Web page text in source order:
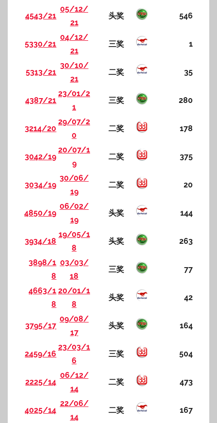
4543/21
05/12/
21
头奖 546
5330/21
04/12/
21
三奖 1
5313/21
30/10/
21
二奖 35
4387/21
23/01/2
1
三奖 280
3214/20
29/07/2
0
二奖 178
3042/19
20/07/1
9
二奖 375
3034/19
30/06/
19
二奖 20
4850/19
06/02/
19
头奖 144
3934/18
19/05/1
8
头奖 263
3898/1
8
03/03/
18
三奖 77
4663/1
8
20/01/1
8
头奖 42
3795/17
09/08/
17
头奖 164
2459/16
23/03/1
6
三奖 504
2225/14
06/12/
14
二奖 473
4025/14
22/06/
14
二奖 167